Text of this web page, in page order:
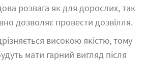
розвага як для дорослих, так
дозволяє провести дозвілля.
високою якістю, тому
мати гарний вигляд після